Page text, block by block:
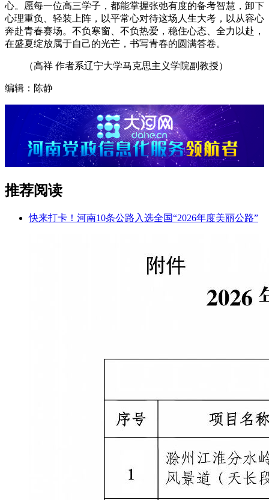
心。愿每一位高三学子，都能掌握张弛有度的备考智慧，卸下
心理重负、轻装上阵，以平常心对待这场人生大考，以从容心
奔赴青春赛场。不负寒窗、不负热爱，稳住心态、全力以赴，
在盛夏绽放属于自己的光芒，书写青春的圆满答卷。
（高祥 作者系辽宁大学马克思主义学院副教授）
编辑：陈静
推荐阅读
快来打卡！河南10条公路入选全国“2026年度美丽公路”